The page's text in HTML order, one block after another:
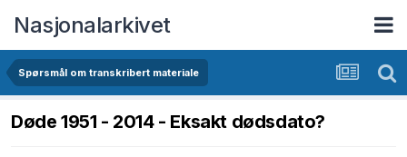
Nasjonalarkivet
Spørsmål om transkribert materiale
Døde 1951 - 2014 - Eksakt dødsdato?